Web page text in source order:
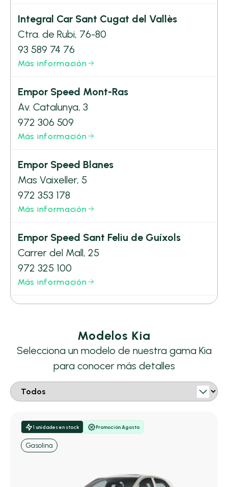
Integral Car Sant Cugat del Vallès
Ctra. de Rubi, 76-80
93 589 74 76
Más información
Empor Speed Mont-Ras
Av. Catalunya, 3
972 306 509
Más información
Empor Speed Blanes
Mas Vaixeller, 5
972 353 178
Más información
Empor Speed Sant Feliu de Guíxols
Carrer del Mall, 25
972 325 100
Más información
Modelos Kia
Selecciona un modelo de nuestra gama Kia
para conocer más detalles
1 unidades en stock Promoción Agosto
Gasolina